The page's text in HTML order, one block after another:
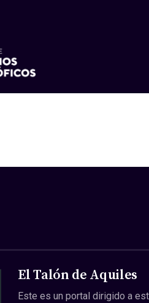
El Talón de Aquiles
Este es un portal dirigido a